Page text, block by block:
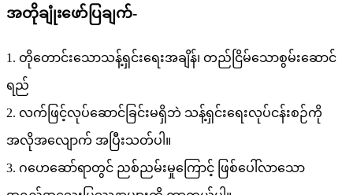
အတိုချုံးဖော်ပြချက်-
1. တိုတောင်းသောသန့်ရှင်းရေးအချိန်၊ တည်ငြိမ်သောစွမ်းဆောင်
ရည်
2. လက်ဖြင့်လုပ်ဆောင်ခြင်းမရှိဘဲ သန့်ရှင်းရေးလုပ်ငန်းစဉ်ကို
အလိုအလျောက် အပြီးသတ်ပါ။
3. ဂဟေဆော်ရာတွင် ညစ်ညမ်းမှုကြောင့် ဖြစ်ပေါ်လာသော